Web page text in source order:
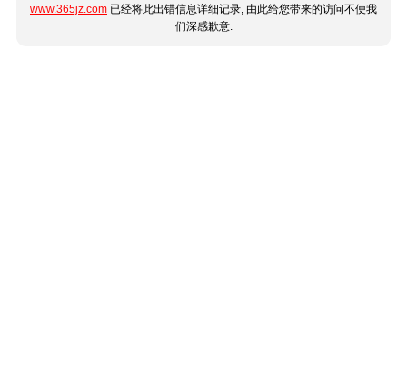
www.365jz.com 已经将此出错信息详细记录, 由此给您带来的访问不便我
们深感歉意.